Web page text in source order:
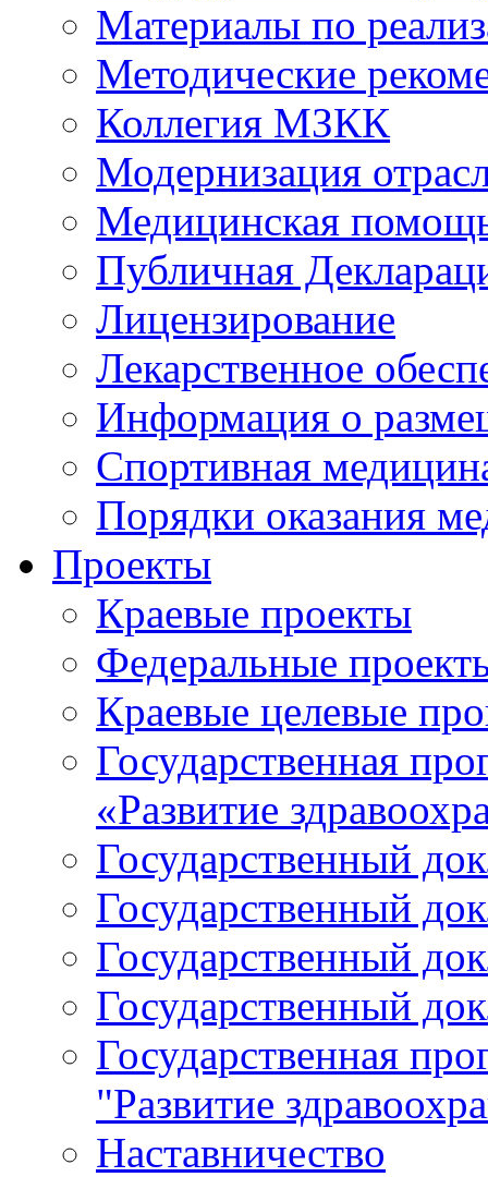
Материалы по
Методические
Коллегия МЗКК
Модернизация
Медицинская
Публичная
Лицензирование
Лекарственное
Информация о
Спортивная
Порядки оказания
Проекты
Краевые проекты
Федеральные
Краевые целевые
Государственная
«Развитие
Государственный
Государственный
Государственный
Государственный
Государственная
"Развитие
Наставничество